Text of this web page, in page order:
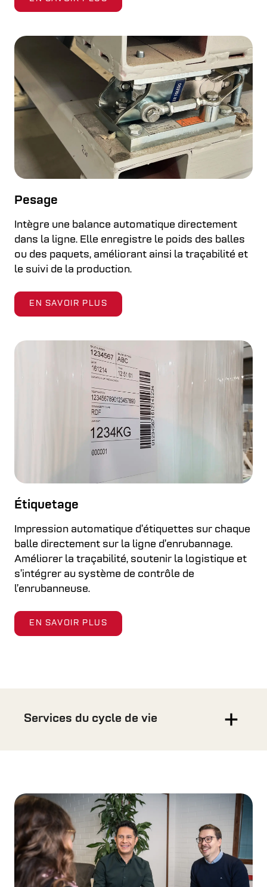
Pesage
Intègre une balance automatique directement
dans la ligne. Elle enregistre le poids des balles
ou des paquets, améliorant ainsi la traçabilité et
le suivi de la production.
EN SAVOIR PLUS
Étiquetage
Impression automatique d’étiquettes sur chaque
balle directement sur la ligne d’enrubannage.
Améliorer la traçabilité, soutenir la logistique et
s’intégrer au système de contrôle de
l’enrubanneuse.
EN SAVOIR PLUS
Services du cycle de vie
Services
Nous ne nous contentons pas de livrer des
machines, nous offrons une fiabilité, une
efficacité et une assistance à long terme.